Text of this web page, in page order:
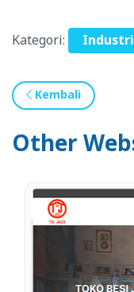
Kategori:
Kembali
Other